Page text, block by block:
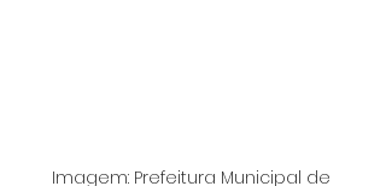
Imagem: Prefeitura Municipal de